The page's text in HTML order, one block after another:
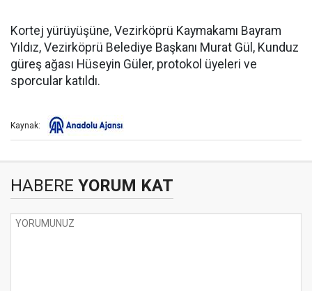
Kortej yürüyüşüne, Vezirköprü Kaymakamı Bayram
Yıldız, Vezirköprü Belediye Başkanı Murat Gül, Kunduz
güreş ağası Hüseyin Güler, protokol üyeleri ve
sporcular katıldı.
Kaynak:
HABERE YORUM KAT